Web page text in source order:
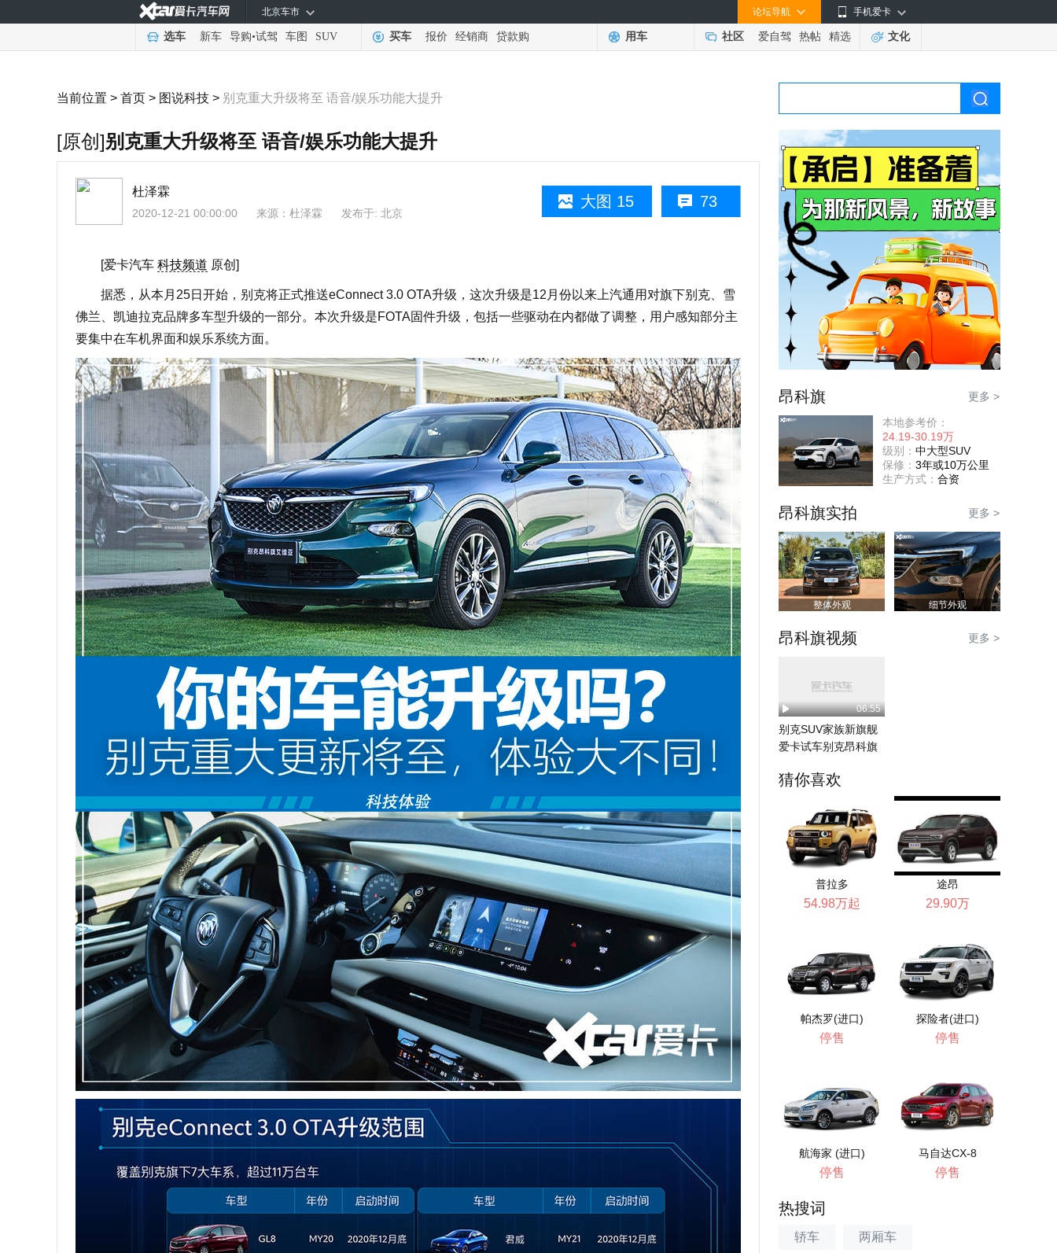
手机爱卡
论坛导航
北京车市
选车 新车 导购•试驾 车图 SUV 买车 报价 经销商 贷款购 用车 社区 爱自驾 热帖 精选 文化
当前位置 > 首页 > 图说科技 > 别克重大升级将至 语音/娱乐功能大提升
[原创]别克重大升级将至 语音/娱乐功能大提升
73
大图 15
杜泽霖
2020-12-21 00:00:00 来源： 杜泽霖 发布于: 北京
[爱卡汽车 科技频道 原创]
据悉，从本月25日开始，别克将正式推送eConnect 3.0 OTA升级，这次升级是12月份以来上汽通用对旗下别克、雪
佛兰、凯迪拉克品牌多车型升级的一部分。本次升级是FOTA固件升级，包括一些驱动在内都做了调整，用户感知部分主
要集中在车机界面和娱乐系统方面。
昂科旗 更多 >
本地参考价：
24.19-30.19万
级别： 中大型SUV
保修： 3年或10万公里
生产方式： 合资
昂科旗实拍 更多 >
整体外观 细节外观
昂科旗视频 更多 >
06:55
别克SUV家族新旗舰
爱卡试车别克昂科旗
猜你喜欢
普拉多
54.98万起
途昂
29.90万
帕杰罗(进口)
停售
探险者(进口)
停售
航海家 (进口)
停售
马自达CX-8
停售
热搜词
轿车 两厢车